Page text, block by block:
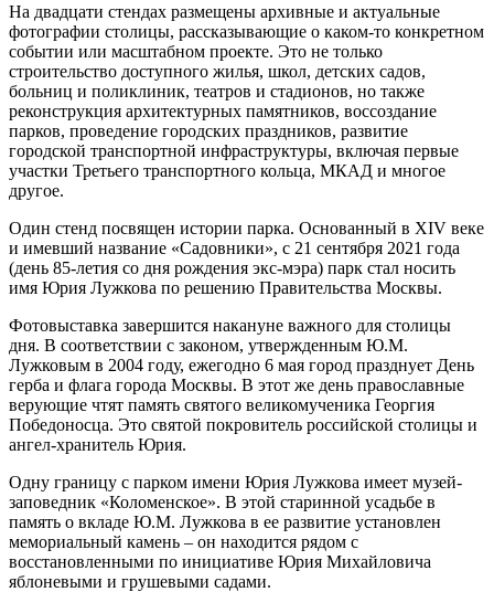
На двадцати стендах размещены архивные и актуальные
фотографии столицы, рассказывающие о каком-то конкретном
событии или масштабном проекте. Это не только
строительство доступного жилья, школ, детских садов,
больниц и поликлиник, театров и стадионов, но также
реконструкция архитектурных памятников, воссоздание
парков, проведение городских праздников, развитие
городской транспортной инфраструктуры, включая первые
участки Третьего транспортного кольца, МКАД и многое
другое.
Один стенд посвящен истории парка. Основанный в XIV веке
и имевший название «Садовники», с 21 сентября 2021 года
(день 85-летия со дня рождения экс-мэра) парк стал носить
имя Юрия Лужкова по решению Правительства Москвы.
Фотовыставка завершится накануне важного для столицы
дня. В соответствии с законом, утвержденным Ю.М.
Лужковым в 2004 году, ежегодно 6 мая город празднует День
герба и флага города Москвы. В этот же день православные
верующие чтят память святого великомученика Георгия
Победоносца. Это святой покровитель российской столицы и
ангел-хранитель Юрия.
Одну границу с парком имени Юрия Лужкова имеет музей-
заповедник «Коломенское». В этой старинной усадьбе в
память о вкладе Ю.М. Лужкова в ее развитие установлен
мемориальный камень – он находится рядом с
восстановленными по инициативе Юрия Михайловича
яблоневыми и грушевыми садами.